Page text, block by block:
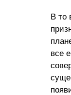
В то
все